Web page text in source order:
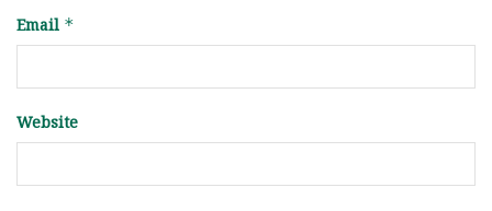
Email *
Website